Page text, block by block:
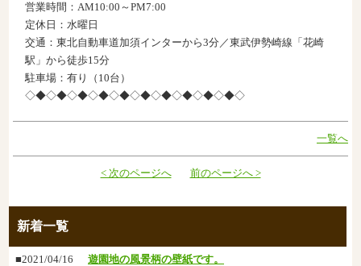
営業時間：AM10:00～PM7:00
定休日：水曜日
交通：東北自動車道加須インターから3分／東武伊勢崎線「花崎
駅」から徒歩15分
駐車場：有り（10台）
◇◆◇◆◇◆◇◆◇◆◇◆◇◆◇◆◇◆◇◆◇
一覧へ
< 次のページへ 前のページへ >
新着一覧
■2021/04/16 遊園地の風景柄の壁紙です。